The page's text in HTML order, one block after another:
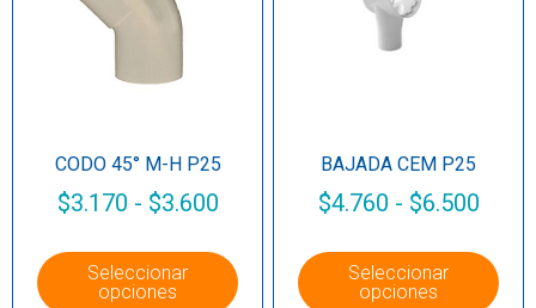
CODO 45° M-H P25
$3.170 - $3.600
Seleccionar
opciones
BAJADA CEM P25
$4.760 - $6.500
Seleccionar
opciones